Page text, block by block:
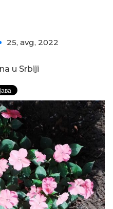
25, avg, 2022
u Srbiji